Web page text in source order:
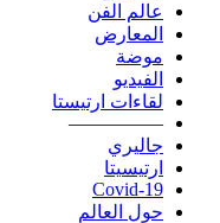
عالم الفن
المعارض
موضة
الفيديو
لقاءات ارتيستا
—————
جاليري
ارتيسيتا
Covid-19
حول العالم